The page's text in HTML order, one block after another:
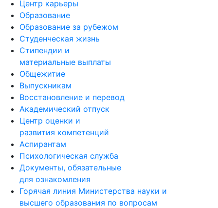
Центр карьеры
Образование
Образование за рубежом
Студенческая жизнь
Стипендии и
материальные выплаты
Общежитие
Выпускникам
Восстановление и перевод
Академический отпуск
Центр оценки и
развития компетенций
Аспирантам
Психологическая служба
Документы, обязательные
для ознакомления
Горячая линия Министерства науки и
высшего образования по вопросам